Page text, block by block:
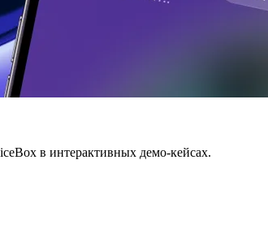
в интерактивных демо-кейсах.